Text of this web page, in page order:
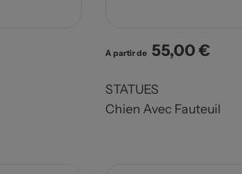
A partir de Prix
55,00 €
STATUES
Chien Avec Fauteuil